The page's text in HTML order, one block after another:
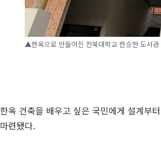
▲한옥으로 만들어진 전북대학교 한승헌 도서
한옥 건축을 배우고 싶은 국민에게 설계부
마련됐다.